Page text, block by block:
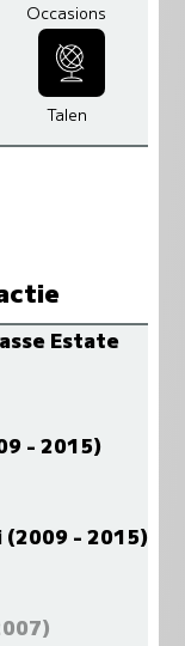
Occasions
Talen
Estate
- 2015)
(2009 - 2015)